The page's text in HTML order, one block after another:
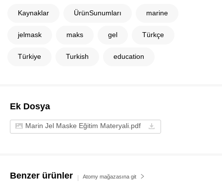
Kaynaklar ÜrünSunumları marine
jelmask maks gel Türkçe
Türkiye Turkish education
Ek Dosya
Marin Jel Maske Eğitim Materyali.pdf
Benzer ürünler Atomy mağazasına git